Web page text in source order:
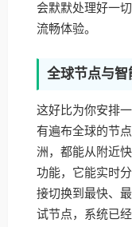
会默默处理好一
流畅体验。
全球节点与
这好比为你安排
有遍布全球的节
洲，都能从附近
功能，它能实时
接切换到最快、
试节点，系统已